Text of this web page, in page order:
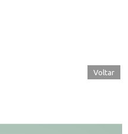
Voltar